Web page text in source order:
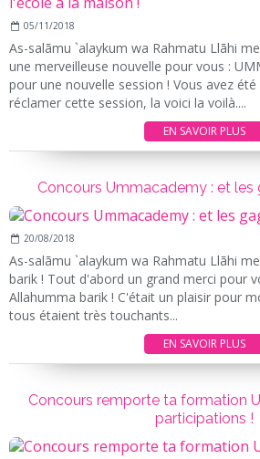
05/11/2018
As-salãmu `alaykum wa Rahmatu Llãhi
une merveilleuse nouvelle pour vous :
pour une nouvelle session ! Vous avez
réclamer cette session, la voici la voilà....
EN SAVOIR PLUS
Concours Ummacademy : et les
20/08/2018
As-salãmu `alaykum wa Rahmatu Llãhi
barik ! Tout d'abord un grand merci pour
Allahumma barik ! C'était un plaisir pour
tous étaient très touchants...
EN SAVOIR PLUS
Concours remporte ta formation
participations !